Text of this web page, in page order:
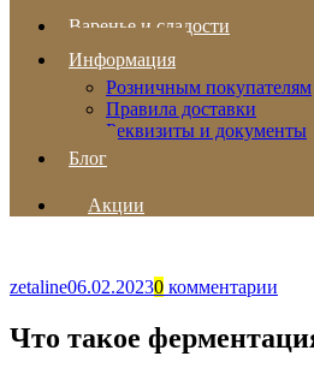
Варенье и сладости
Информация
Розничным покупателям
Правила доставки
Реквизиты и документы
Блог
Акции
zetaline06.02.20230 комментарии
Что такое